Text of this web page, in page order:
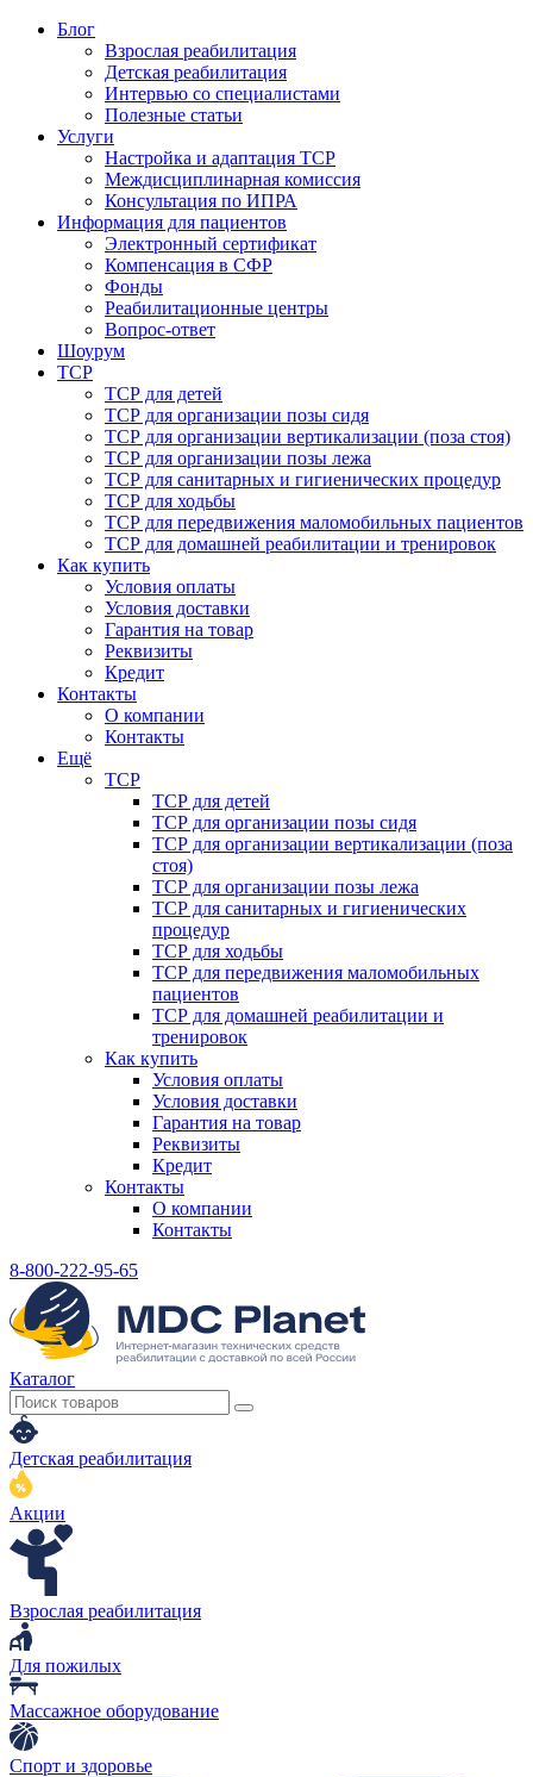
Блог
Взрослая реабилитация
Детская реабилитация
Интервью со специалистами
Полезные статьи
Услуги
Настройка и адаптация ТСР
Междисциплинарная комиссия
Консультация по ИПРА
Информация для пациентов
Электронный сертификат
Компенсация в СФР
Фонды
Реабилитационные центры
Вопрос-ответ
Шоурум
ТСР
ТСР для детей
ТСР для организации позы сидя
ТСР для организации вертикализации (поза стоя)
ТСР для организации позы лежа
ТСР для санитарных и гигиенических процедур
ТСР для ходьбы
ТСР для передвижения маломобильных пациентов
ТСР для домашней реабилитации и тренировок
Как купить
Условия оплаты
Условия доставки
Гарантия на товар
Реквизиты
Кредит
Контакты
О компании
Контакты
Ещё
ТСР
ТСР для детей
ТСР для организации позы сидя
ТСР для организации вертикализации (поза
стоя)
ТСР для организации позы лежа
ТСР для санитарных и гигиенических
процедур
ТСР для ходьбы
ТСР для передвижения маломобильных
пациентов
ТСР для домашней реабилитации и
тренировок
Как купить
Условия оплаты
Условия доставки
Гарантия на товар
Реквизиты
Кредит
Контакты
О компании
Контакты
8-800-222-95-65
Каталог
Детская реабилитация
Акции
Взрослая реабилитация
Для пожилых
Массажное оборудование
Спорт и здоровье